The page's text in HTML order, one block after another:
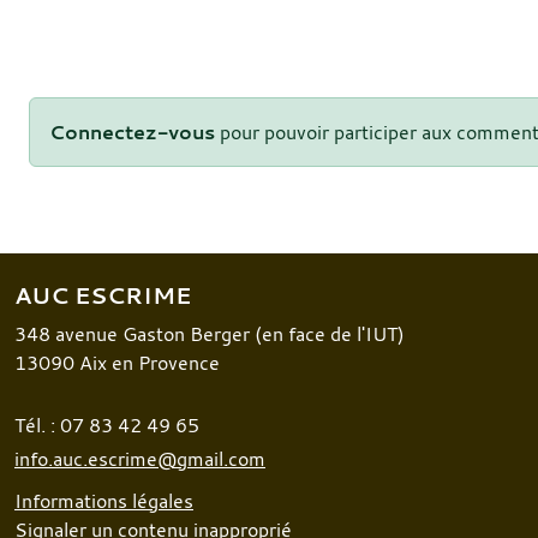
Connectez-vous pour pouvoir participer aux
AUC ESCRIME
348 avenue Gaston Berger (en face de l'IUT)
13090 Aix en Provence
Tél. : 07 83 42 49 65
info.auc.escrime@gmail.com
Informations légales
Signaler un contenu inapproprié